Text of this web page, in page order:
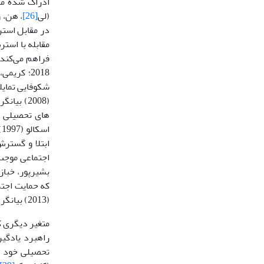
(لی[26]
، هن، ونگ و
در مقابل
مقابله با
فراهم
(2008)
ابتلا و
(2013) بیانگر این بود که حمایت اجتماعی پیش‌بینی کننده سرزندگی تحصیلی است.
متغیر
راهبرد
تحصیلی خود